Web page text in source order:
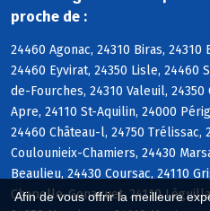
Afin de vous offrir la meilleure
proche de :
24460 Agonac, 24310 Biras,
24460 Eyvirat, 24350 Lisle, 24460
de-Fourches, 24310 Valeuil, 24350
Apre, 24110 St-Aquilin, 24000
24460 Château-l, 24750 Trélissac,
Coulounieix-Chamiers, 24430
Beaulieu, 24430 Coursac, 24110
Chapelle-Gonaguet, 24110